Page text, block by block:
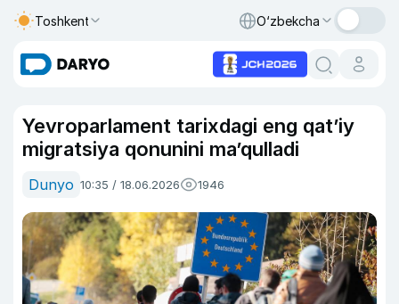
Toshkent O‘zbekcha
Yevroparlament tarixdagi eng qat’iy
migratsiya qonunini ma’qulladi
Dunyo 10:35 / 18.06.2026 1946